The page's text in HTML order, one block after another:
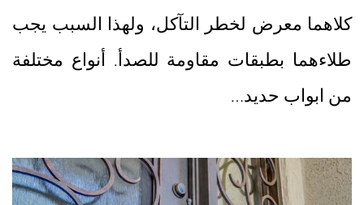
كلاهما معرض لخطر التآكل، ولهذا السبب يجب
طلاءهما بطبقات مقاومة للصدأ. أنواع مختلفة
من ابواب حديد…